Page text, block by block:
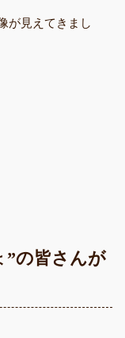
が見えてきまし
”の皆さんが